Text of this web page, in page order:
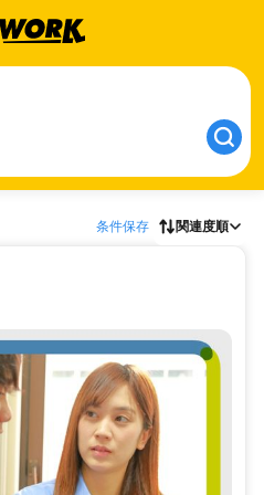
条件保存 関連度順